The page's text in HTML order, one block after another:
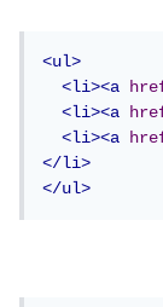
<ul>
<li><a
<li><a
<li><a
</li>
</ul>